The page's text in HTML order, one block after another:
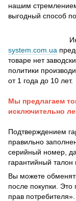
нашим
выгодный способ
system.com.ua
товаре нет
политики
от 1 года до 10 лет.
Мы предлагаем
исключительно
Подтверждением
правильно
серийный номер,
гарантийный талон
Вы можете
после покупки. Это
прав потребителя».